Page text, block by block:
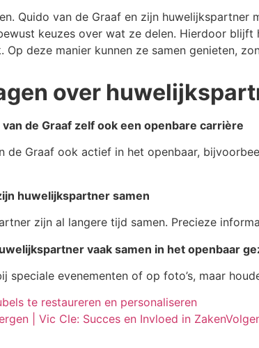
Quido van de Graaf en zijn
keuzes over wat ze delen. Hierdoor
deze manier kunnen ze samen genieten,
over
de Graaf zelf ook een openbare carrière
de Graaf ook actief in het openbaar,
huwelijkspartner samen
zijn al langere tijd samen. Precieze
vaak samen in het openbaar
speciale evenementen of op foto’s, maar
te restaureren en personaliseren
| Vic Cle: Succes en Invloed in Zaken